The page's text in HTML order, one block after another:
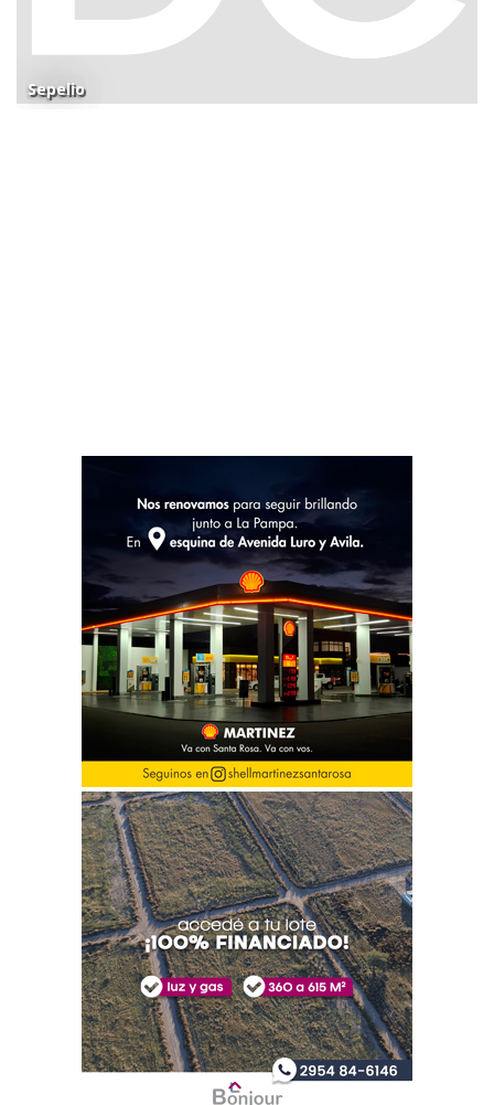
Sepelio